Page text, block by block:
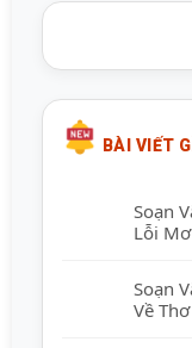
BÀI VIẾT
Soạn
Lỗi
Soạn
Về